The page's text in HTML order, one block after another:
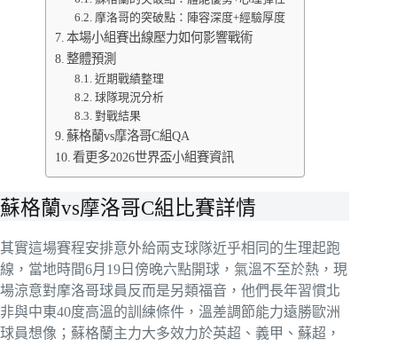
摩洛哥的突破點：陣容深度+經驗厚度
本場小組賽出線壓力如何影響戰術
整體預測
近期戰績整理
球隊現況分析
對戰結果
蘇格蘭vs摩洛哥C組QA
看更多2026世界盃小組賽資訊
蘇格蘭vs摩洛哥C組比賽詳情
其實這場賽程安排意外給兩支球隊近乎相同的生理起跑
線，當地時間6月19日傍晚六點開球，氣溫不至於熱，現
場涼意對摩洛哥球員反而是另類福音，他們長年習慣北
非與中東40度高溫的訓練條件，溫差調節能力遠勝歐洲
球員想像；蘇格蘭主力大多效力於英超、義甲、蘇超，